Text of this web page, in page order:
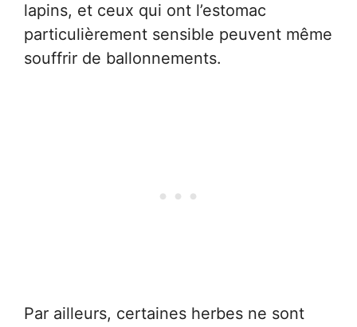
lapins, et ceux qui ont l’estomac
particulièrement sensible peuvent même
souffrir de ballonnements.
Par ailleurs, certaines herbes ne sont